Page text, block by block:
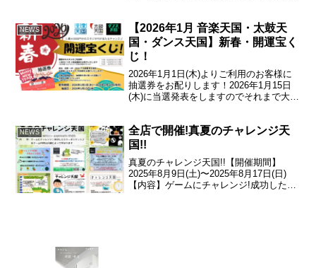
参加も大歓迎♪初心者・経験者・誰でもご
参加い...
NEWS
【2026年1月 音楽天国・太鼓天
国・ダンス天国】新春・開運宝く
じ！
2026年1月1日(木)よりご利用のお客様に
抽選券をお配りします！2026年1月15日
(木)に当選発表をしますのでそれまで大事
円分が当たる大チャンス★年始も是非...
NEWS
全店で開催!真夏のチャレンジ天
国!!
真夏のチャレンジ天国!!【開催期間】
2025年8月9日(土)〜2025年8月17日(日)
【内容】ゲームにチャレンジ!成功したら